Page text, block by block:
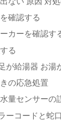
確認する
カーを確認す
る
が給湯器 お湯
の応急処置
量センサーの
ーコードと蛇